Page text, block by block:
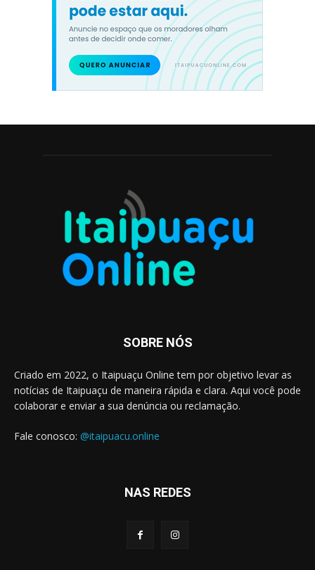
SOBRE NÓS
Criado em 2022, o Itaipuaçu Online tem por objetivo levar as
notícias de Itaipuaçu de maneira rápida e clara. Aqui você pode
colaborar e enviar a sua denúncia ou reclamação.
Fale conosco: @itaipuacu.online
NAS REDES